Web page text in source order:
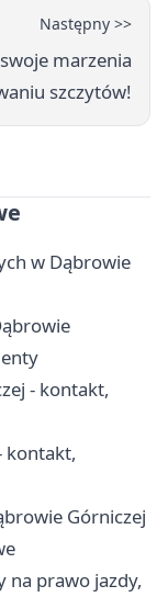
Następny >>
marzenia
szczytów!
w Dąbrowie
- kontakt,
kontakt,
Górniczej
na prawo jazdy,